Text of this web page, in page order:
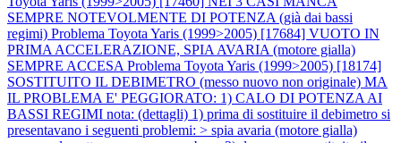
SEMPRE NOTEVOLMENTE DI POTENZA (già dai bassi
regimi) Problema Toyota Yaris (1999>2005) [17684] VUOTO IN
PRIMA ACCELERAZIONE, SPIA AVARIA (motore gialla)
SEMPRE ACCESA Problema Toyota Yaris (1999>2005) [18174]
SOSTITUITO IL DEBIMETRO (messo nuovo non originale) MA
IL PROBLEMA E' PEGGIORATO: 1) CALO DI POTENZA AI
BASSI REGIMI nota: (dettagli) 1) prima di sostituire il debimetro si
presentavano i seguenti problemi: > spia avaria (motore gialla)